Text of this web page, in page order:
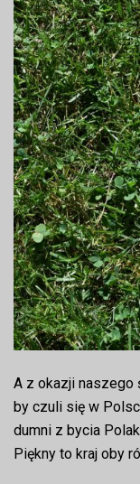
A z okazji naszego
by czuli się w
dumni z bycia
Piękny to kraj oby